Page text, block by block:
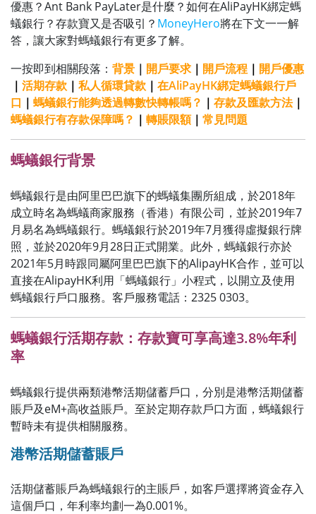
優惠？Ant Bank PayLater是什麼？如何在AliPayHK綁定螞
蟻銀行？存款寶又是否吸引？ MoneyHero將在下文一一解
答，讓大家對螞蟻銀行有更多了解。
一按即到相關段落： 背景 ｜ 開戶要求｜ 開戶流程 ｜ 開戶優惠
｜ 活期存款 ｜ 私人循環貸款 ｜ 在AliPayHK綁定螞蟻銀行戶
口 ｜ 螞蟻銀行能夠透過轉數快轉帳嗎？ ｜ 存款及匯款方法｜
螞蟻銀行有存款保障嗎？ ｜ 轉賬限額｜ 常見問題
螞蟻銀行背景
螞蟻銀行是由阿里巴巴旗下的螞蟻集團所組成，於2018年
成立時名為螞蟻商家服務（香港）有限公司，並於2019年7
月易名為螞蟻銀行。螞蟻銀行於2019年7月獲得虛擬銀行牌
照，並於2020年9月28日正式開業。此外，螞蟻銀行亦於
2021年5月時跟同屬阿里巴巴旗下的AlipayHK合作，並可以
直接在AlipayHK利用「螞蟻銀行」小程式，以開立及使用
螞蟻銀行戶口服務。客戶服務電話：2325 0303。
螞蟻銀行活期存款：存款寶可享高達3.8%年利
率
螞蟻銀行提供兩類港幣活期儲蓄戶口，分別是港幣活期儲蓄
賬戶及eM+高收益賬戶。至於定期存款戶口方面，螞蟻銀行
暫時未有提供相關服務。
港幣活期儲蓄賬戶
活期儲蓄賬戶為螞蟻銀行的主賬戶，如客戶選擇將資金存入
這個戶口，年利率均劃一為0.001%。